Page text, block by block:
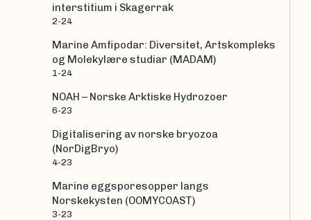
interstitium i Skagerrak
2-24
Marine Amfipodar: Diversitet, Artskompleks
og Molekylære studiar (MADAM)
1-24
NOAH – Norske Arktiske Hydrozoer
6-23
Digitalisering av norske bryozoa
(NorDigBryo)
4-23
Marine eggsporesopper langs
Norskekysten (OOMYCOAST)
3-23